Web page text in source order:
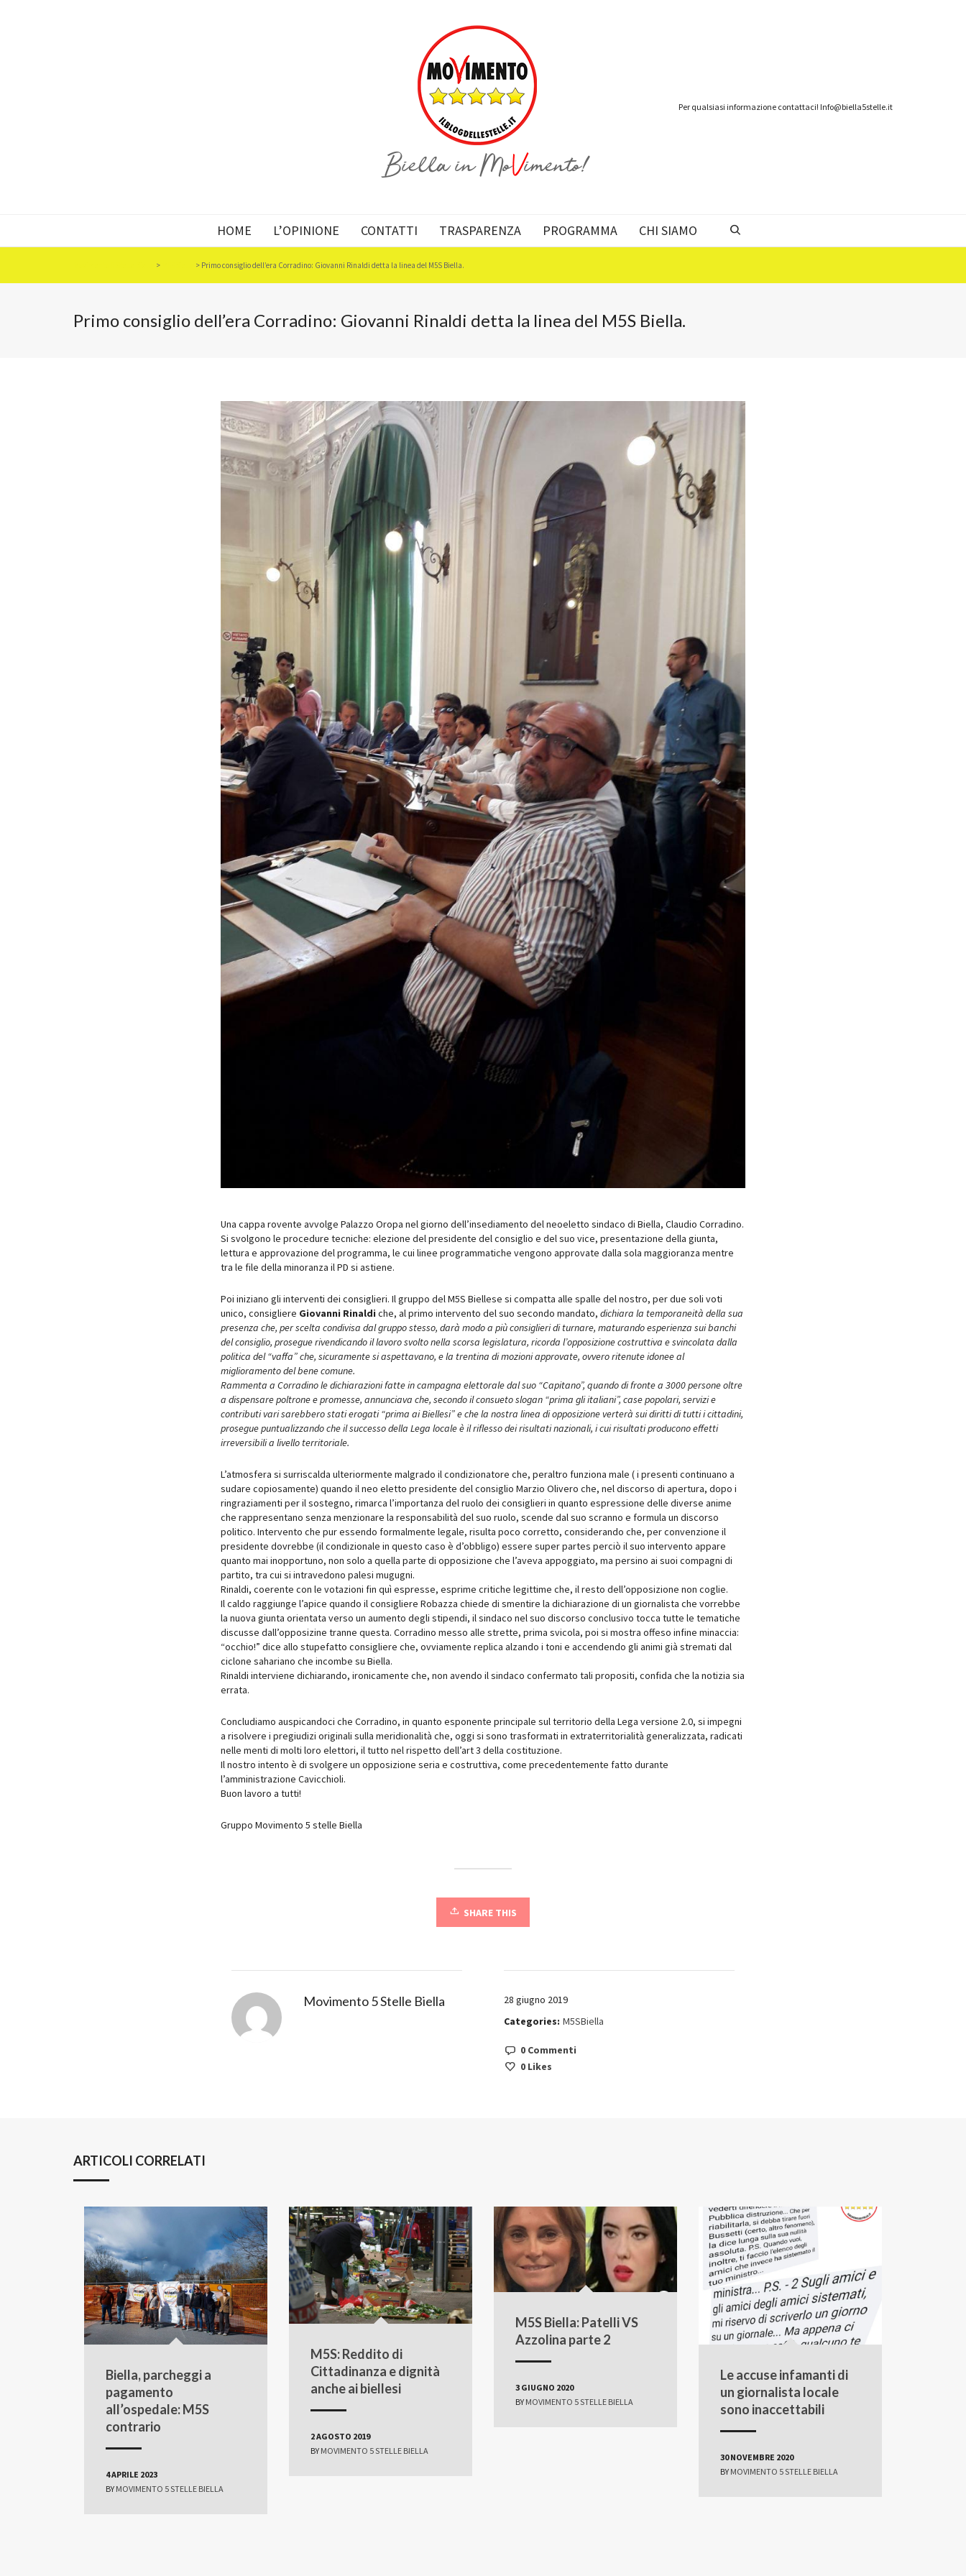
Per qualsiasi informazione contattaci! Info@biella5stelle.it
HOME L’OPINIONE CONTATTI TRASPARENZA PROGRAMMA CHI SIAMO
> > Primo consiglio dell’era Corradino: Giovanni Rinaldi detta la linea del M5S Biella.
Primo consiglio dell’era Corradino: Giovanni Rinaldi detta la linea del M5S Biella.
Una cappa rovente avvolge Palazzo Oropa nel giorno dell’insediamento del neoeletto sindaco di Biella, Claudio Corradino.
Si svolgono le procedure tecniche: elezione del presidente del consiglio e del suo vice, presentazione della giunta,
lettura e approvazione del programma, le cui linee programmatiche vengono approvate dalla sola maggioranza mentre
tra le file della minoranza il PD si astiene.
Poi iniziano gli interventi dei consiglieri. Il gruppo del M5S Biellese si compatta alle spalle del nostro, per due soli voti
unico, consigliere Giovanni Rinaldi che, al primo intervento del suo secondo mandato, dichiara la temporaneità della sua
presenza che, per scelta condivisa dal gruppo stesso, darà modo a più consiglieri di turnare, maturando esperienza sui banchi
del consiglio, prosegue rivendicando il lavoro svolto nella scorsa legislatura, ricorda l’opposizione costruttiva e svincolata dalla
politica del “vaffa” che, sicuramente si aspettavano, e la trentina di mozioni approvate, ovvero ritenute idonee al
miglioramento del bene comune.
Rammenta a Corradino le dichiarazioni fatte in campagna elettorale dal suo “Capitano”, quando di fronte a 3000 persone oltre
a dispensare poltrone e promesse, annunciava che, secondo il consueto slogan “prima gli italiani”, case popolari, servizi e
contributi vari sarebbero stati erogati “prima ai Biellesi” e che la nostra linea di opposizione verterà sui diritti di tutti i cittadini,
prosegue puntualizzando che il successo della Lega locale è il riflesso dei risultati nazionali, i cui risultati producono effetti
irreversibili a livello territoriale.
L’atmosfera si surriscalda ulteriormente malgrado il condizionatore che, peraltro funziona male ( i presenti continuano a
sudare copiosamente) quando il neo eletto presidente del consiglio Marzio Olivero che, nel discorso di apertura, dopo i
ringraziamenti per il sostegno, rimarca l’importanza del ruolo dei consiglieri in quanto espressione delle diverse anime
che rappresentano senza menzionare la responsabilità del suo ruolo, scende dal suo scranno e formula un discorso
politico. Intervento che pur essendo formalmente legale, risulta poco corretto, considerando che, per convenzione il
presidente dovrebbe (il condizionale in questo caso è d’obbligo) essere super partes perciò il suo intervento appare
quanto mai inopportuno, non solo a quella parte di opposizione che l’aveva appoggiato, ma persino ai suoi compagni di
partito, tra cui si intravedono palesi mugugni.
Rinaldi, coerente con le votazioni fin quì espresse, esprime critiche legittime che, il resto dell’opposizione non coglie.
Il caldo raggiunge l’apice quando il consigliere Robazza chiede di smentire la dichiarazione di un giornalista che vorrebbe
la nuova giunta orientata verso un aumento degli stipendi, il sindaco nel suo discorso conclusivo tocca tutte le tematiche
discusse dall’opposizine tranne questa. Corradino messo alle strette, prima svicola, poi si mostra offeso infine minaccia:
“occhio!” dice allo stupefatto consigliere che, ovviamente replica alzando i toni e accendendo gli animi già stremati dal
ciclone sahariano che incombe su Biella.
Rinaldi interviene dichiarando, ironicamente che, non avendo il sindaco confermato tali propositi, confida che la notizia sia
errata.
Concludiamo auspicandoci che Corradino, in quanto esponente principale sul territorio della Lega versione 2.0, si impegni
a risolvere i pregiudizi originali sulla meridionalità che, oggi si sono trasformati in extraterritorialità generalizzata, radicati
nelle menti di molti loro elettori, il tutto nel rispetto dell’art 3 della costituzione.
Il nostro intento è di svolgere un opposizione seria e costruttiva, come precedentemente fatto durante
l’amministrazione Cavicchioli.
Buon lavoro a tutti!
Gruppo Movimento 5 stelle Biella
SHARE THIS
Movimento 5 Stelle Biella
28 giugno 2019
Categories: M5SBiella
0 Commenti
0Likes
ARTICOLI CORRELATI
Biella, parcheggi a
pagamento
all’ospedale: M5S
contrario
4 APRILE 2023
BY MOVIMENTO 5 STELLE BIELLA
M5S: Reddito di
Cittadinanza e dignità
anche ai biellesi
2 AGOSTO 2019
BY MOVIMENTO 5 STELLE BIELLA
M5S Biella: Patelli VS
Azzolina parte 2
3 GIUGNO 2020
BY MOVIMENTO 5 STELLE BIELLA
Le accuse infamanti di
un giornalista locale
sono inaccettabili
30 NOVEMBRE 2020
BY MOVIMENTO 5 STELLE BIELLA